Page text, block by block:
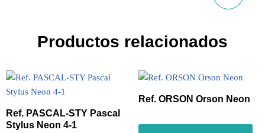
Productos relacionados
Ref. PASCAL-STY Pascal
Stylus Neon 4-1
Ref. ORSON Orson Neon